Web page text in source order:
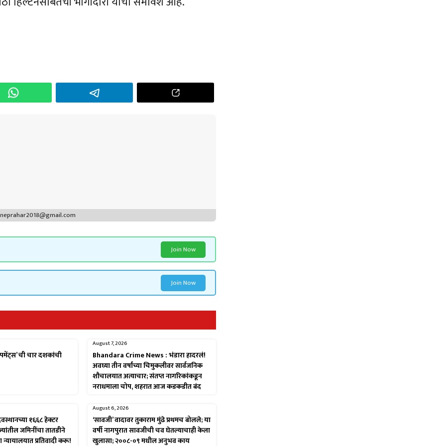
Join Now
Join Now
ची चार दशकांची
August 7, 2026
Bhandara Crime News : भंडारा हादरलं!
अवघ्या तीन वर्षांच्या चिमुकलीवर सार्वजनिक
शौचालयात अत्याचार; संतप्त नागरिकांकडून
नराधमाला चोप, शहरात आज कडकडीत बंद
१६६८ हेक्टर
जमिनींचा तातडीने
न्यायालयात प्रतिवादी करू!
August 6, 2026
‘सावजी’ वादावर तुकाराम मुंढे प्रथमच बोलले; या
वर्षी नागपुरात सावजीची चव घेतल्याचाही केला
खुलासा; २००८-०९ मधील अनुभव काय